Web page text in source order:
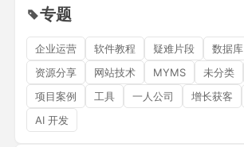
专题
企业运营 软件教程 疑难片段 数据库
资源分享
网站技术 MYMS 未分类
项目案例
工具 一人公司 增长获客
AI 开发